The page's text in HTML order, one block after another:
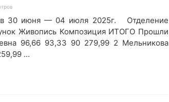
30 июня — 04 июля 2025г. Отделение
Живопись Композиция ИТОГО Прошли
96,66 93,33 90 279,99 2 Мельникова
...